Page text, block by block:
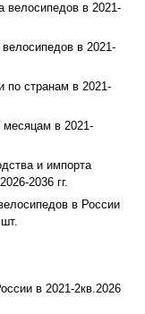
велосипедов в 2021-
в 2021-
по странам в 2021-
месяцам в 2021-
и импорта
2036 гг.
в России
в 2021-2кв.2026